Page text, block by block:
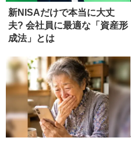
新NISAだけで本当に大丈
夫? 会社員に最適な「資産形
成法」とは